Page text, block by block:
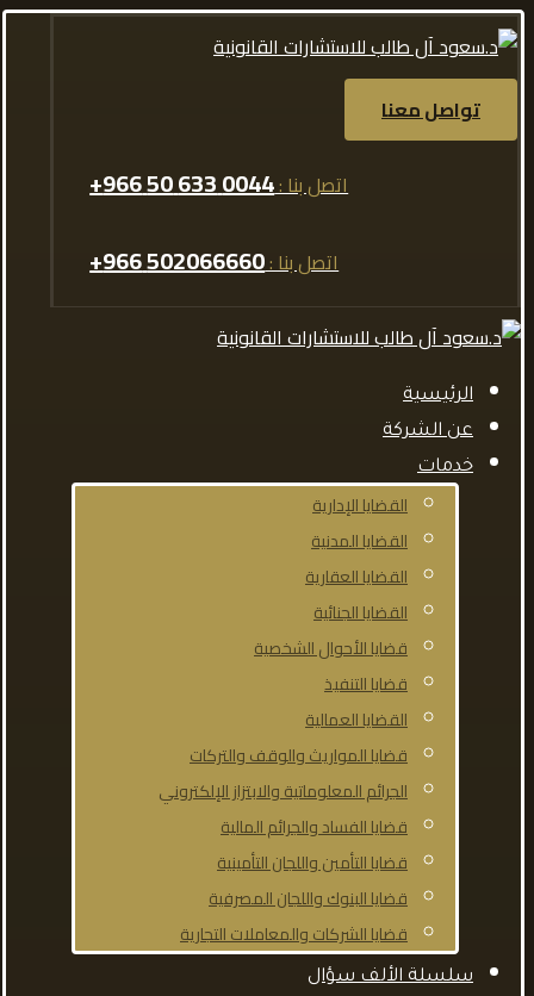
تواصل معنا
اتصل بنا :0044 633 50 966+
اتصل بنا :502066660 966+
الرئيسية
عن الشركة
خدمات
القضايا الإدارية
القضايا المدنية
القضايا العقارية
القضايا الجنائية
قضايا الأحوال الشخصية
قضايا التنفيذ
القضايا العمالية
قضايا المواريث والوقف والتركات
الجرائم المعلوماتية والابتزاز الإلكتروني
قضايا الفساد والجرائم المالية
قضايا التأمين واللجان التأمينية
قضايا البنوك واللجان المصرفية
قضايا الشركات والمعاملات التجارية
سلسلة الألف سؤال